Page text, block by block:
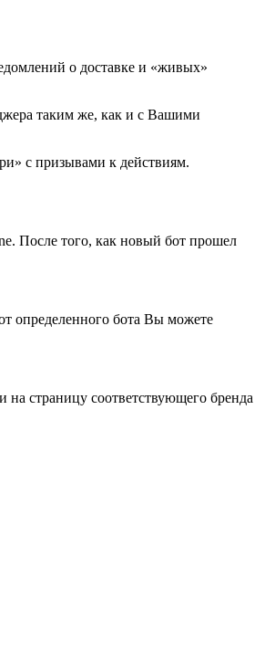
о доставке и «живых»
таким же, как и с Вашими
с призывами к действиям.
После того, как новый бот прошел
определенного бота Вы можете
страницу соответствующего бренда